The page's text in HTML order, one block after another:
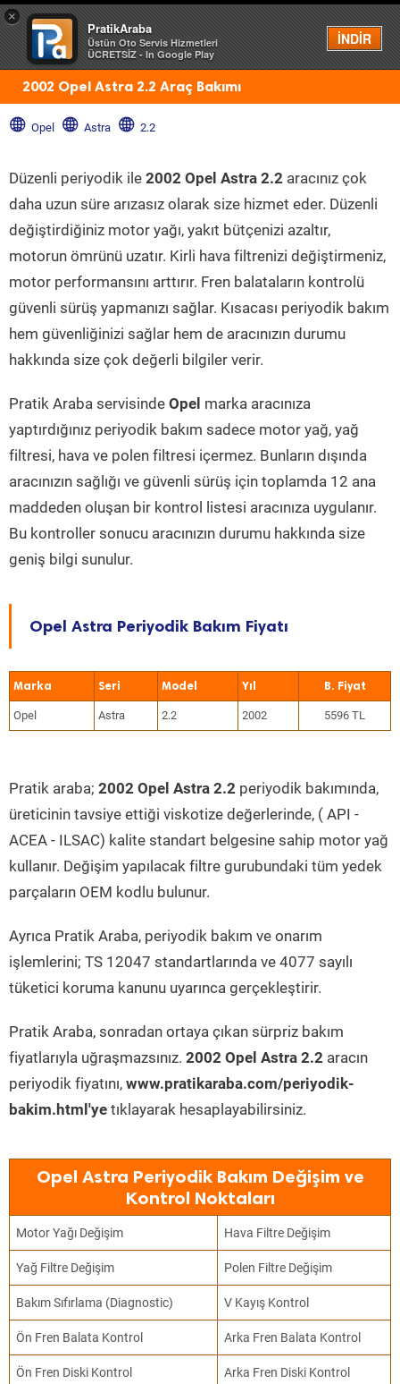
×
PratikAraba
Üstün Oto Servis Hizmetleri
ÜCRETSİZ - In Google Play
İNDİR
Menü
2002 Opel Astra 2.2 Araç Bakımı
Opel Astra 2.2
Düzenli periyodik ile 2002 Opel Astra 2.2 aracınız çok
daha uzun süre arızasız olarak size hizmet eder. Düzenli
değiştirdiğiniz motor yağı, yakıt bütçenizi azaltır,
motorun ömrünü uzatır. Kirli hava filtrenizi değiştirmeniz,
motor performansını arttırır. Fren balataların kontrolü
güvenli sürüş yapmanızı sağlar. Kısacası periyodik bakım
hem güvenliğinizi sağlar hem de aracınızın durumu
hakkında size çok değerli bilgiler verir.
Pratik Araba servisinde Opel marka aracınıza
yaptırdığınız periyodik bakım sadece motor yağ, yağ
filtresi, hava ve polen filtresi içermez. Bunların dışında
aracınızın sağlığı ve güvenli sürüş için toplamda 12 ana
maddeden oluşan bir kontrol listesi aracınıza uygulanır.
Bu kontroller sonucu aracınızın durumu hakkında size
geniş bilgi sunulur.
Opel Astra Periyodik Bakım Fiyatı
Marka Seri Model Yıl
Opel Astra 2.2 2002 5596 TL
Pratik araba; 2002 Opel Astra 2.2 periyodik bakımında,
üreticinin tavsiye ettiği viskotize değerlerinde, ( API -
ACEA - ILSAC) kalite standart belgesine sahip motor yağ
kullanır. Değişim yapılacak filtre gurubundaki tüm yedek
parçaların OEM kodlu bulunur.
Ayrıca Pratik Araba, periyodik bakım ve onarım
işlemlerini; TS 12047 standartlarında ve 4077 sayılı
tüketici koruma kanunu uyarınca gerçekleştirir.
Pratik Araba, sonradan ortaya çıkan sürpriz bakım
fiyatlarıyla uğraşmazsınız. 2002 Opel Astra 2.2 aracın
periyodik fiyatını, www.pratikaraba.com/periyodik-
bakim.html'ye tıklayarak hesaplayabilirsiniz.
Opel Astra Periyodik Bakım Değişim ve
Kontrol Noktaları
Motor Yağı Değişim Hava Filtre Değişim
Yağ Filtre Değişim Polen Filtre Değişim
Bakım Sıfırlama (Diagnostic) V Kayış Kontrol
Ön Fren Balata Kontrol Arka Fren Balata Kontrol
Ön Fren Diski Kontrol Arka Fren Diski Kontrol